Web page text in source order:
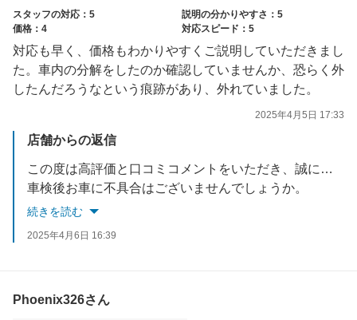
スタッフの対応：5
説明の分かりやすさ：5
価格：4
対応スピード：5
対応も早く、価格もわかりやすくご説明していただきまし
た。車内の分解をしたのか確認していませんか、恐らく外
したんだろうなという痕跡があり、外れていました。
2025年4月5日 17:33
店舗からの返信
この度は高評価と口コミコメントをいただき、誠にありがとうございます。
車検後お車に不具合はございませんでしょうか。
何かご不明な点やお気づきの点等がございましたら、お気軽にお問合せください。
続きを読む
2025年4月6日 16:39
Phoenix326さん